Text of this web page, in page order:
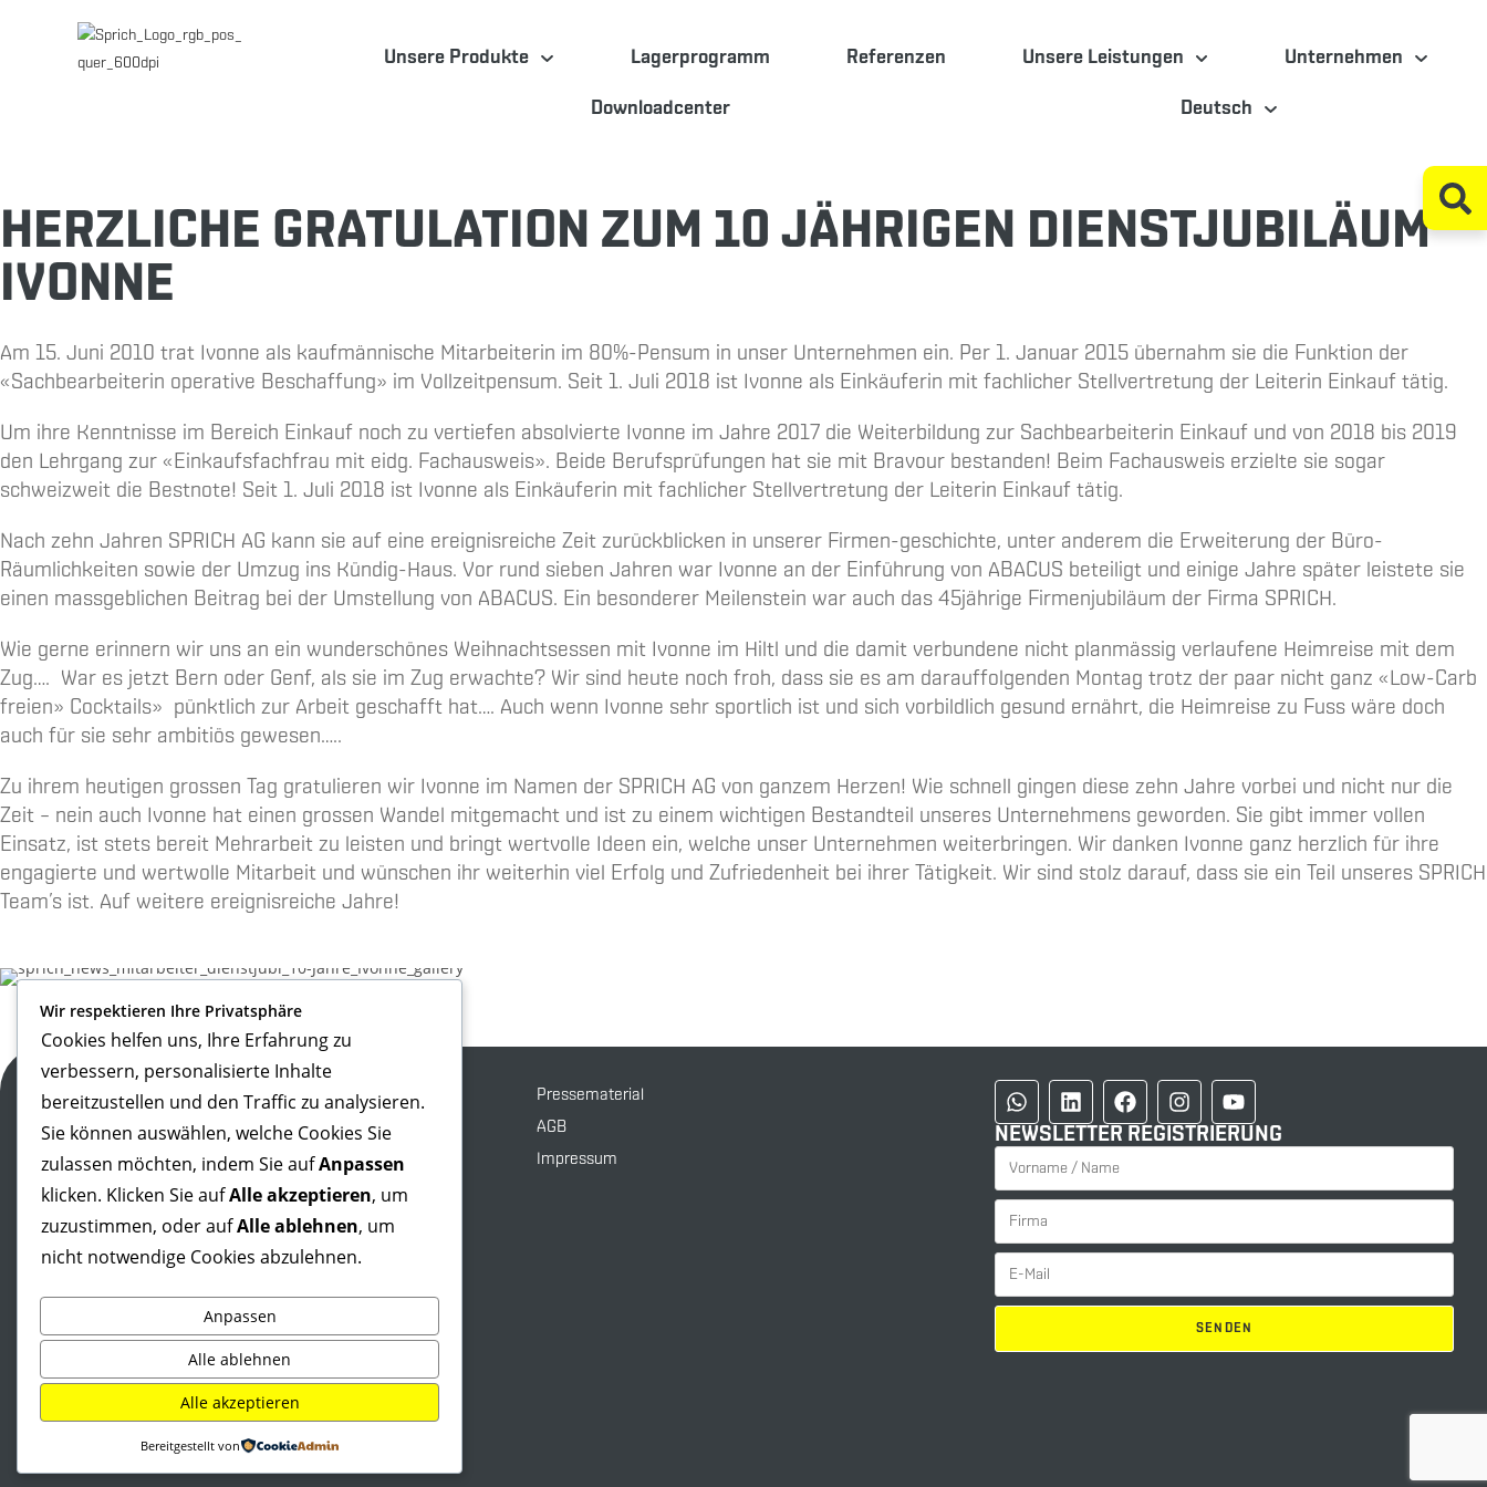
Unsere Produkte Lagerprogramm Referenzen Unsere Leistungen Unternehmen
Downloadcenter Deutsch
HERZLICHE GRATULATION ZUM 10 JÄHRIGEN DIENSTJUBILÄUM
IVONNE
Am 15. Juni 2010 trat Ivonne als kaufmännische Mitarbeiterin im 80%-Pensum in unser Unternehmen ein. Per 1. Januar 2015 übernahm sie die Funktion der
«Sachbearbeiterin operative Beschaffung» im Vollzeitpensum. Seit 1. Juli 2018 ist Ivonne als Einkäuferin mit fachlicher Stellvertretung der Leiterin Einkauf tätig.
Um ihre Kenntnisse im Bereich Einkauf noch zu vertiefen absolvierte Ivonne im Jahre 2017 die Weiterbildung zur Sachbearbeiterin Einkauf und von 2018 bis 2019
den Lehrgang zur «Einkaufsfachfrau mit eidg. Fachausweis». Beide Berufsprüfungen hat sie mit Bravour bestanden! Beim Fachausweis erzielte sie sogar
schweizweit die Bestnote! Seit 1. Juli 2018 ist Ivonne als Einkäuferin mit fachlicher Stellvertretung der Leiterin Einkauf tätig.
Nach zehn Jahren SPRICH AG kann sie auf eine ereignisreiche Zeit zurückblicken in unserer Firmen-geschichte, unter anderem die Erweiterung der Büro-
Räumlichkeiten sowie der Umzug ins Kündig-Haus. Vor rund sieben Jahren war Ivonne an der Einführung von ABACUS beteiligt und einige Jahre später leistete sie
einen massgeblichen Beitrag bei der Umstellung von ABACUS. Ein besonderer Meilenstein war auch das 45jährige Firmenjubiläum der Firma SPRICH.
Wie gerne erinnern wir uns an ein wunderschönes Weihnachtsessen mit Ivonne im Hiltl und die damit verbundene nicht planmässig verlaufene Heimreise mit dem
Zug…. War es jetzt Bern oder Genf, als sie im Zug erwachte? Wir sind heute noch froh, dass sie es am darauffolgenden Montag trotz der paar nicht ganz «Low-Carb
freien» Cocktails» pünktlich zur Arbeit geschafft hat…. Auch wenn Ivonne sehr sportlich ist und sich vorbildlich gesund ernährt, die Heimreise zu Fuss wäre doch
auch für sie sehr ambitiös gewesen…..
Zu ihrem heutigen grossen Tag gratulieren wir Ivonne im Namen der SPRICH AG von ganzem Herzen! Wie schnell gingen diese zehn Jahre vorbei und nicht nur die
Zeit – nein auch Ivonne hat einen grossen Wandel mitgemacht und ist zu einem wichtigen Bestandteil unseres Unternehmens geworden. Sie gibt immer vollen
Einsatz, ist stets bereit Mehrarbeit zu leisten und bringt wertvolle Ideen ein, welche unser Unternehmen weiterbringen. Wir danken Ivonne ganz herzlich für ihre
engagierte und wertwolle Mitarbeit und wünschen ihr weiterhin viel Erfolg und Zufriedenheit bei ihrer Tätigkeit. Wir sind stolz darauf, dass sie ein Teil unseres SPRICH
Team’s ist. Auf weitere ereignisreiche Jahre!
SPRICH AG
CH-6340 Baar
Tel:+41 41 768 10 90
info@sprich.ch
Pressematerial
AGB
Impressum
NEWSLETTER REGISTRIERUNG
Wir respektieren Ihre Privatsphäre
Cookies helfen uns, Ihre Erfahrung zu
verbessern, personalisierte Inhalte
bereitzustellen und den Traffic zu analysieren.
Sie können auswählen, welche Cookies Sie
zulassen möchten, indem Sie aufAnpassen
klicken. Klicken Sie aufAlle akzeptieren, um
zuzustimmen, oder aufAlle ablehnen, um
nicht notwendige Cookies abzulehnen.
Anpassen
Alle ablehnen
Alle akzeptieren
Bereitgestellt von